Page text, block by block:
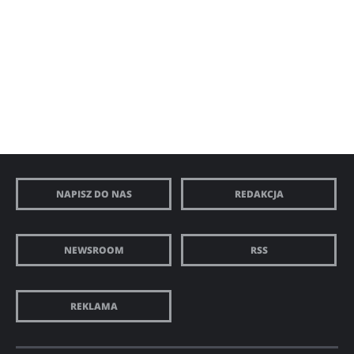
NAPISZ DO NAS REDAKCJA
NEWSROOM RSS
REKLAMA